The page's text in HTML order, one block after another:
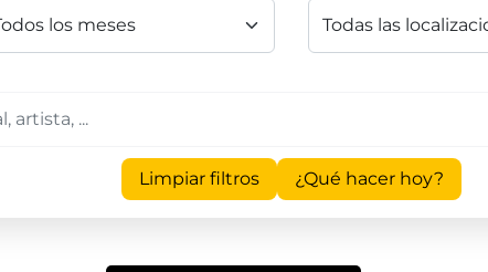
Limpiar filtros ¿Qué hacer hoy?